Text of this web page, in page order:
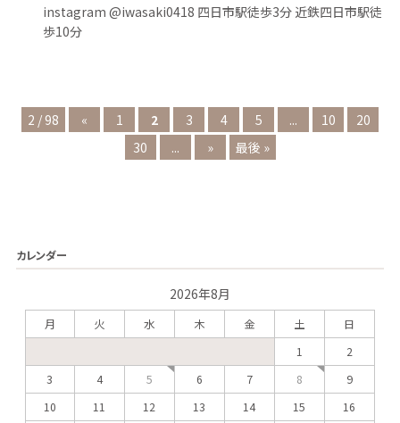
instagram @iwasaki0418 四日市駅徒歩3分 近鉄四日市駅徒
歩10分
2 / 98 « 1 2 3 4 5 ... 10
20
30
... » 最後 »
カレンダー
2026年8月
月 火 水 木 金 土 日
1
2
3
4 5 6 7 8
9
10
11 12 13 14 15
16